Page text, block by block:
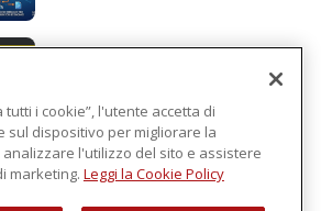
intelligenza in cloud
tutti i cookie”, l'utente accetta di
sul dispositivo per migliorare la
l'utilizzo del sito e assistere
marketing. Leggi la Cookie Policy